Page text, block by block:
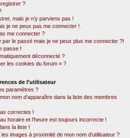
?
mais je n’y parviens pas !
je ne peux pas me connecter !
me connecter ?
le passé mais je ne peux plus me connecter ?!
passe !
déconnecté ?
les cookies du forum » ?
de l’utilisateur
paramètres ?
nom d’apparaître dans la liste des membres
correctes !
horaire et l’heure est toujours incorrecte !
la liste !
images à proximité de mon nom d’utilisateur ?